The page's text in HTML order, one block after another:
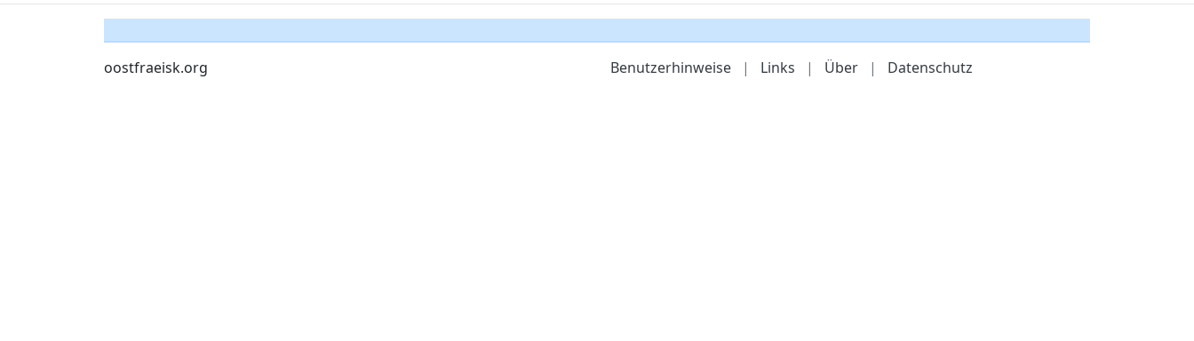
oostfraeisk.org Benutzerhinweise | Links | Über | Datenschutz